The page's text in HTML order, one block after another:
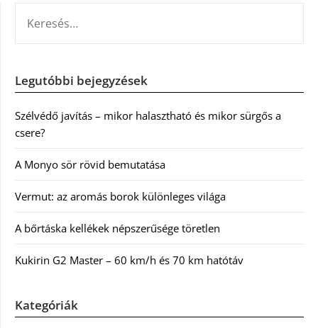
Legutóbbi bejegyzések
Szélvédő javítás – mikor halasztható és mikor sürgős a
csere?
A Monyo sör rövid bemutatása
Vermut: az aromás borok különleges világa
A bőrtáska kellékek népszerűsége töretlen
Kukirin G2 Master – 60 km/h és 70 km hatótáv
Kategóriák